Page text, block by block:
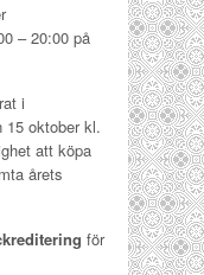
– 20:00 på
i
15 oktober kl.
att köpa
årets
för